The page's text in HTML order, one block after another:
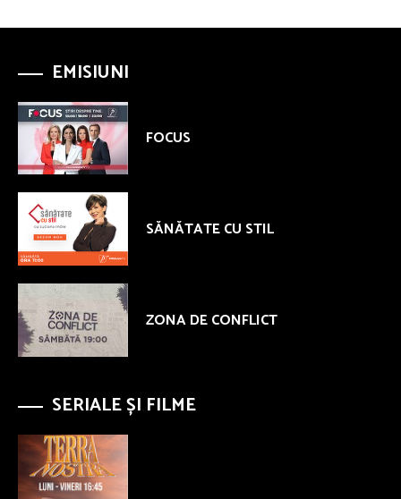
EMISIUNI
FOCUS
SĂNĂTATE CU STIL
ZONA DE CONFLICT
SERIALE ȘI FILME